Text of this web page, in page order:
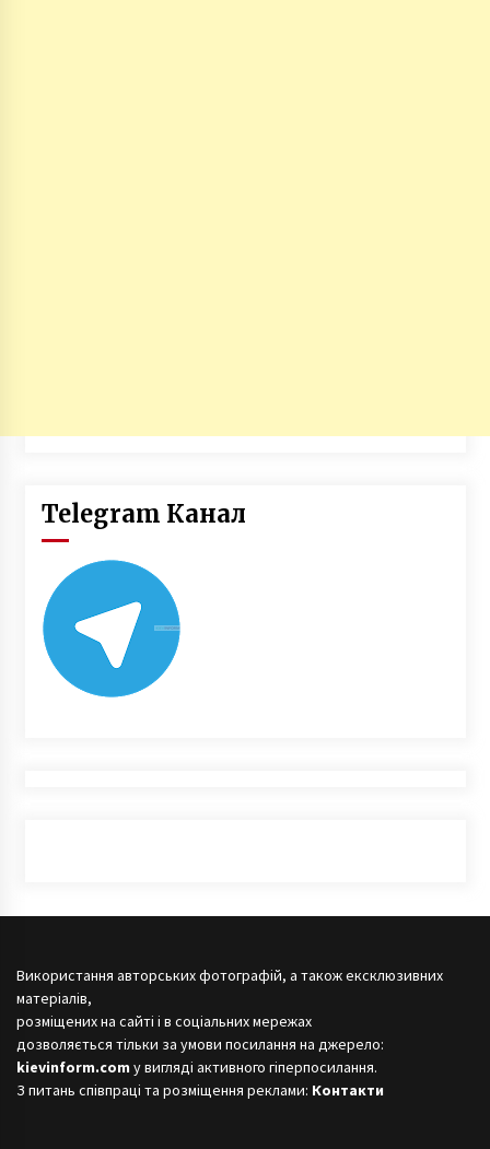
Telegram Канал
Використання авторських фотографій, а також ексклюзивних
матеріалів,
розміщених на сайті і в соціальних мережах
дозволяється тільки за умови посилання на джерело:
kievinform.com у вигляді активного гіперпосилання.
З питань співпраці та розміщення реклами: Контакти